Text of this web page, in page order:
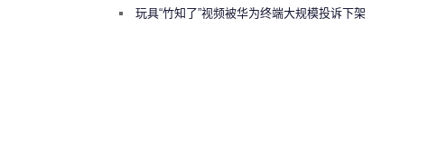
师驱逐出研发基地
玩具“竹知了”视频被华为终端大规模投诉下架